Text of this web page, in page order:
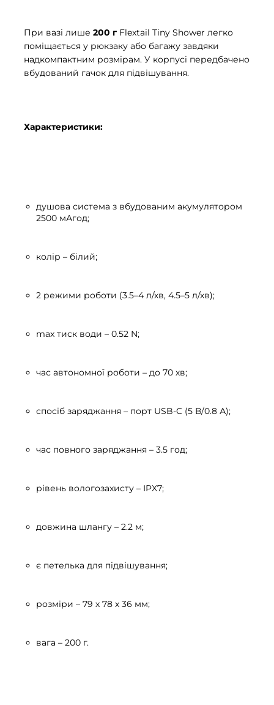
При вазі лише 200 г Flextail Tiny Shower легко
поміщається у рюкзаку або багажу завдяки
надкомпактним розмірам. У корпусі передбачено
вбудований гачок для підвішування.
Характеристики:
душова система з вбудованим акумулятором
2500 мАгод;
колір – білий;
2 режими роботи (3.5–4 л/хв, 4.5–5 л/хв);
max тиск води – 0.52 N;
час автономної роботи – до 70 хв;
спосіб заряджання – порт USB-C (5 В/0.8 А);
час повного заряджання – 3.5 год;
рівень вологозахисту – IPX7;
довжина шлангу – 2.2 м;
є петелька для підвішування;
розміри – 79 х 78 х 36 мм;
вага – 200 г.